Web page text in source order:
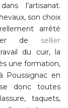
l’artisanat.
son choix
arrêté
de sellier
du cuir, la
une formation,
Poussignac en
donc toutes
taquets,